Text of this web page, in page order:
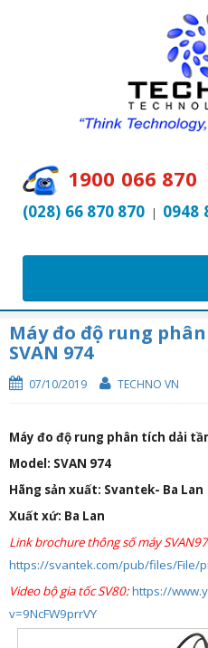
1900 066 870
(028) 66 870 870 | 0948
Máy đo độ rung
SVAN 974
07/10/2019 TECHNO VN
Máy đo độ rung phân tích dải
Model: SVAN 974
Hãng sản xuất: Svantek- Ba Lan
Xuất xứ: Ba Lan
Link brochure thông số máy
https://svantek.com/pub/files/File/
Video bộ gia tốc SV80:https://
v=9NcFW9prrVY